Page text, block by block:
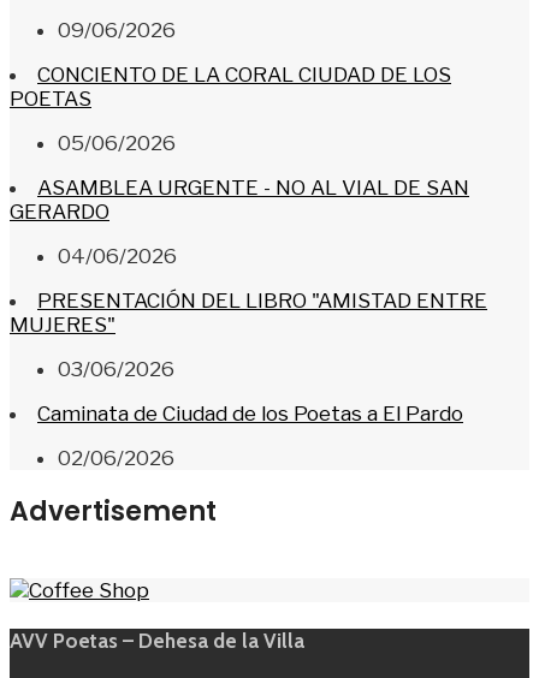
09/06/2026
CONCIENTO DE LA CORAL CIUDAD DE LOS
POETAS
05/06/2026
ASAMBLEA URGENTE - NO AL VIAL DE SAN
GERARDO
04/06/2026
PRESENTACIÓN DEL LIBRO "AMISTAD ENTRE
MUJERES"
03/06/2026
Caminata de Ciudad de los Poetas a El Pardo
02/06/2026
Advertisement
AVV Poetas – Dehesa de la Villa